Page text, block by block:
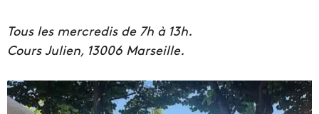
Tous les mercredis de 7h à 13h.
Cours Julien, 13006 Marseille.